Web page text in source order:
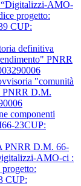
AMO-
progetto:
CUP:
definitiva
PNRR
"comunità
PNRR D.M.
componenti
23CUP:
PNRR D.M. 66-
AMO-ci :
CUP: